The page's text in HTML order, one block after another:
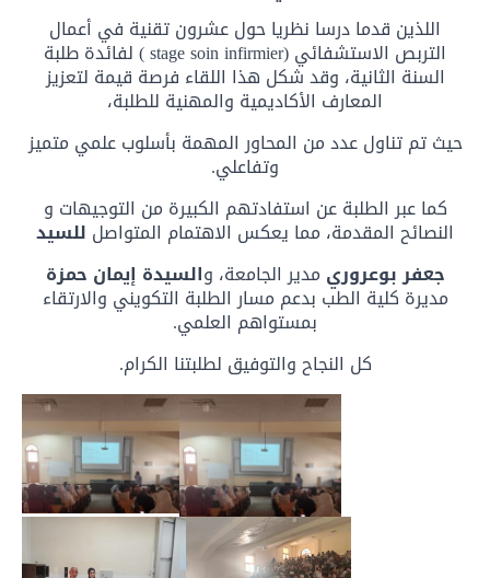
اللذين قدما درسا نظريا حول عشرون تقنية في أعمال
التربص الاستشفائي (stage soin infirmier ) لفائدة طلبة
السنة الثانية، وقد شكل هذا اللقاء فرصة قيمة لتعزيز
المعارف الأكاديمية والمهنية للطلبة،
حيث تم تناول عدد من المحاور المهمة بأسلوب علمي متميز
وتفاعلي.
كما عبر الطلبة عن استفادتهم الكبيرة من التوجيهات و
النصائح المقدمة، مما يعكس الاهتمام المتواصل للسيد
جعفر بوعروري مدير الجامعة، والسيدة إيمان حمزة
مديرة كلية الطب بدعم مسار الطلبة التكويني والارتقاء
بمستواهم العلمي.
كل النجاح والتوفيق لطلبتنا الكرام.